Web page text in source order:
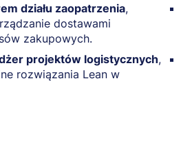
działu zaopatrzenia,
dostawami
zakupowych.
projektów logistycznych,
rozwiązania Lean w